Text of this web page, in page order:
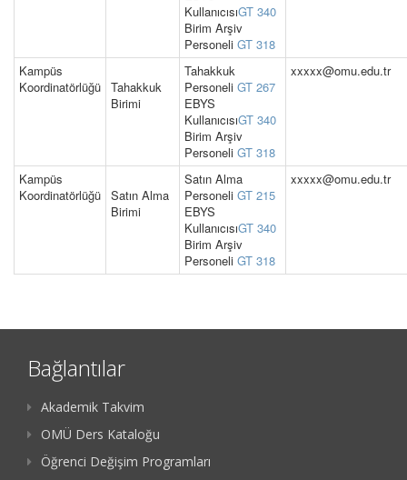
KullanıcısıGT 340
Birim Arşiv
Personeli GT 318
Kampüs
Koordinatörlüğü Tahakkuk
Birimi
Tahakkuk
Personeli GT 267
EBYS
KullanıcısıGT 340
Birim Arşiv
Personeli GT 318
xxxxx@omu.edu.tr
Kampüs
Koordinatörlüğü Satın Alma
Birimi
Satın Alma
Personeli GT 215
EBYS
KullanıcısıGT 340
Birim Arşiv
Personeli GT 318
xxxxx@omu.edu.tr
Bağlantılar
Akademik Takvim
OMÜ Ders Kataloğu
Öğrenci Değişim Programları